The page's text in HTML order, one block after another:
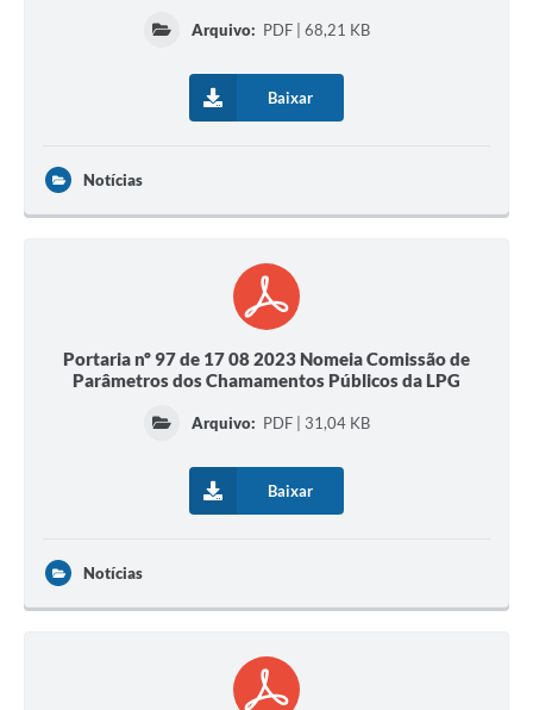
Arquivo: PDF | 68,21 KB
Baixar
Notícias
Portaria nº 97 de 17 08 2023 Nomeia Comissão de
Parâmetros dos Chamamentos Públicos da LPG
Arquivo: PDF | 31,04 KB
Baixar
Notícias